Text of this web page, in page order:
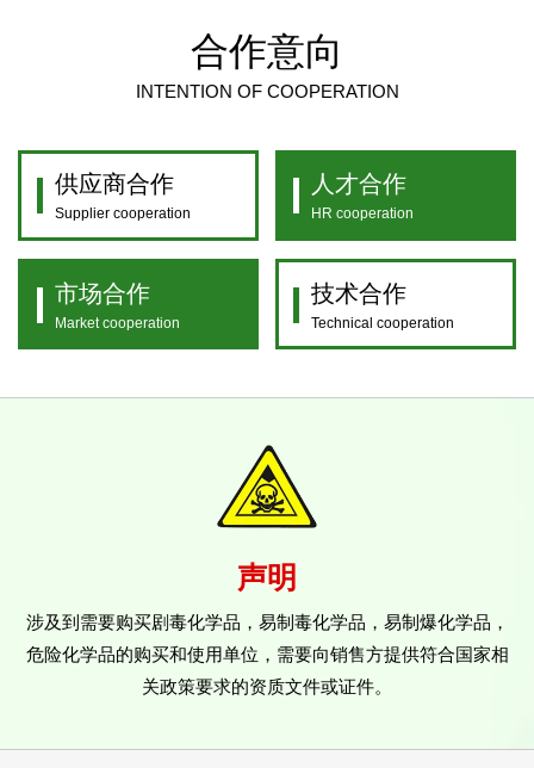
合作意向
INTENTION OF COOPERATION
供应商合作
Supplier cooperation
人才合作
HR cooperation
市场合作
Market cooperation
技术合作
Technical cooperation
声明
涉及到需要购买剧毒化学品，易制毒化学品，易制爆化学品，
危险化学品的购买和使用单位，需要向销售方提供符合国家相
关政策要求的资质文件或证件。